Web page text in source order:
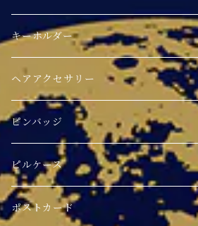
キーホルダー
ヘアアクセサリー
ピンバッジ
ピルケース
ポストカード